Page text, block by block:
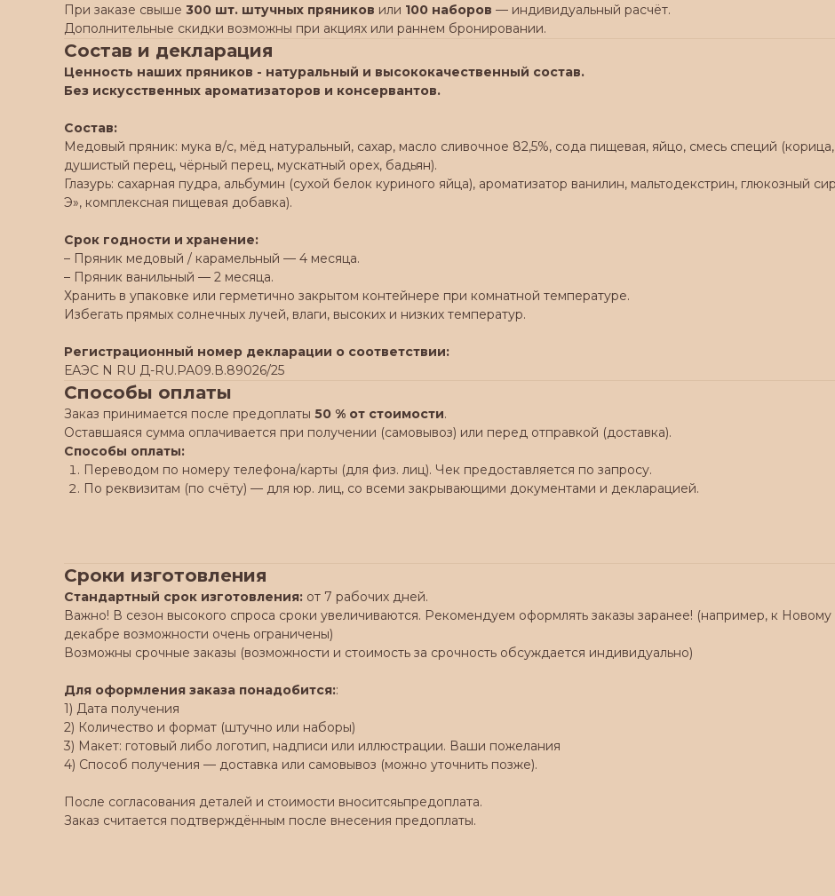
При заказе свыше 300 шт. штучных пряников или 100 наборов — индивидуальный расчёт.
Дополнительные скидки возможны при акциях или раннем бронировании.
Состав и декларация
Ценность наших пряников - натуральный и высококачественный состав.
Без искусственных ароматизаторов и консервантов.
Состав:
Медовый пряник: мука в/с, мёд натуральный, сахар, масло сливочное 82,5%, сода пищевая, яйцо, смесь специй
душистый перец, чёрный перец, мускатный орех, бадьян).
Глазурь: сахарная пудра, альбумин (сухой белок куриного яйца), ароматизатор ванилин, мальтодекстрин, глюкозный
Э», комплексная пищевая добавка).
Срок годности и хранение:
– Пряник медовый / карамельный — 4 месяца.
– Пряник ванильный — 2 месяца.
Хранить в упаковке или герметично закрытом контейнере при комнатной температуре.
Избегать прямых солнечных лучей, влаги, высоких и низких температур.
Регистрационный номер декларации о соответствии:
ЕАЭС N RU Д-RU.РА09.В.89026/25
Способы оплаты
Заказ принимается после предоплаты 50 % от стоимости.
Оставшаяся сумма оплачивается при получении (самовывоз) или перед отправкой (доставка).
Способы оплаты:
Переводом по номеру телефона/карты (для физ. лиц). Чек предоставляется по запросу.
По реквизитам (по счёту) — для юр. лиц, со всеми закрывающими документами и декларацией.
Сроки изготовления
Стандартный срок изготовления: от 7 рабочих дней.
Важно! В сезон высокого спроса сроки увеличиваются. Рекомендуем оформлять заказы заранее! (например, к Новому
декабре возможности очень ограничены)
Возможны срочные заказы (возможности и стоимость за срочность обсуждается индивидуально)
Для оформления заказа понадобится::
1) Дата получения
2) Количество и формат (штучно или наборы)
3) Макет: готовый либо логотип, надписи или иллюстрации. Ваши пожелания
4) Способ получения — доставка или самовывоз (можно уточнить позже).
После согласования деталей и стоимости вноситсяьпредоплата.
Заказ считается подтверждённым после внесения предоплаты.